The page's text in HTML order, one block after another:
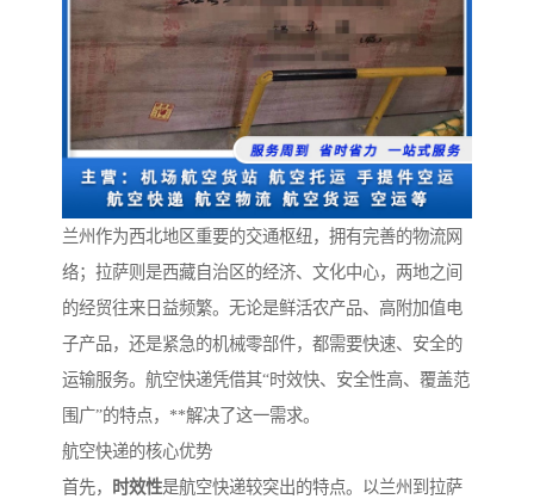
兰州作为西北地区重要的交通枢纽，拥有完善的物流网
络；拉萨则是西藏自治区的经济、文化中心，两地之间
的经贸往来日益频繁。无论是鲜活农产品、高附加值电
子产品，还是紧急的机械零部件，都需要快速、安全的
运输服务。航空快递凭借其“时效快、安全性高、覆盖范
围广”的特点，**解决了这一需求。
航空快递的核心优势
首先，
时效性是航空快递较突出的特点。以兰州到拉萨